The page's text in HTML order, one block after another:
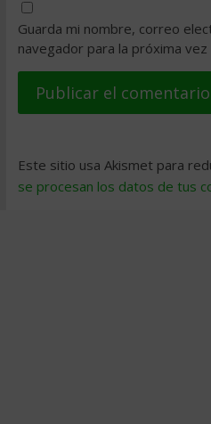
Guarda mi nombre, correo
navegador para la próxima
Este sitio usa Akismet para
se procesan los datos de tus